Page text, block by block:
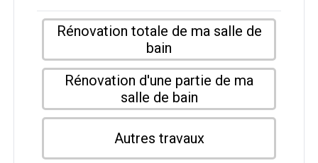
Rénovation totale de ma salle de
bain
Rénovation d'une partie de ma
salle de bain
Autres travaux